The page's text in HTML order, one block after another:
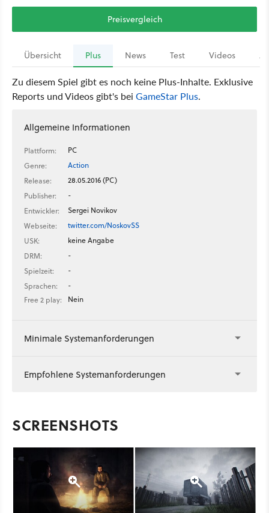
Preisvergleich
Übersicht Plus News Test Videos
Zu diesem Spiel gibt es noch keine Plus-Inhalte. Exklusive
Reports und Videos gibt's bei GameStar Plus.
Allgemeine Informationen
Plattform:
PC
Genre:
Action
Release:
28.05.2016 (PC)
Publisher:
-
Entwickler:
Sergei Novikov
Webseite:
twitter.com/NoskovSS
USK:
keine Angabe
DRM:
-
Spielzeit:
-
Sprachen:
-
Free 2 play:
Nein
Minimale Systemanforderungen
Empfohlene Systemanforderungen
SCREENSHOTS